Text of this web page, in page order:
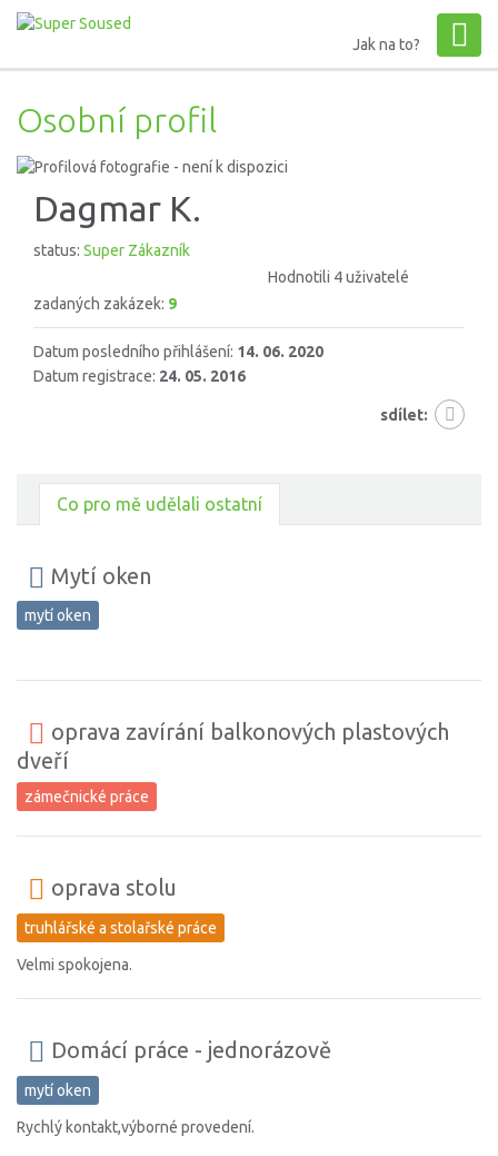
Jak na to?
Osobní profil
Dagmar K.
status: Super Zákazník
Hodnotili 4 uživatelé
zadaných zakázek: 9
Datum posledního přihlášení: 14. 06. 2020
Datum registrace: 24. 05. 2016
sdílet:
Co pro mě udělali ostatní
Mytí oken
mytí oken
oprava zavírání balkonových plastových
dveří
zámečnické práce
oprava stolu
truhlářské a stolařské práce
Velmi spokojena.
Domácí práce - jednorázově
mytí oken
Rychlý kontakt,výborné provedení.